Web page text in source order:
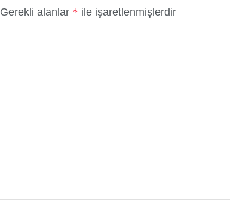
Gerekli alanlar * ile işaretlenmişlerdir